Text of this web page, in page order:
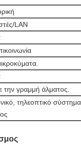
LAN
την γραμμή άλματος.
τηλεοπτικό σύστημα